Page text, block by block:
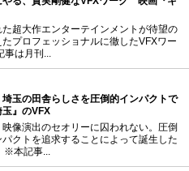
超大作エンターテインメントが待望の
プロフェッショナルに徹したVFXワー
は月刊...
玉の田舎らしさを圧倒的インパクトで
』のVFX
像演出のセオリーに囚われない。圧倒
クトを追求することによって誕生した
※本記事...